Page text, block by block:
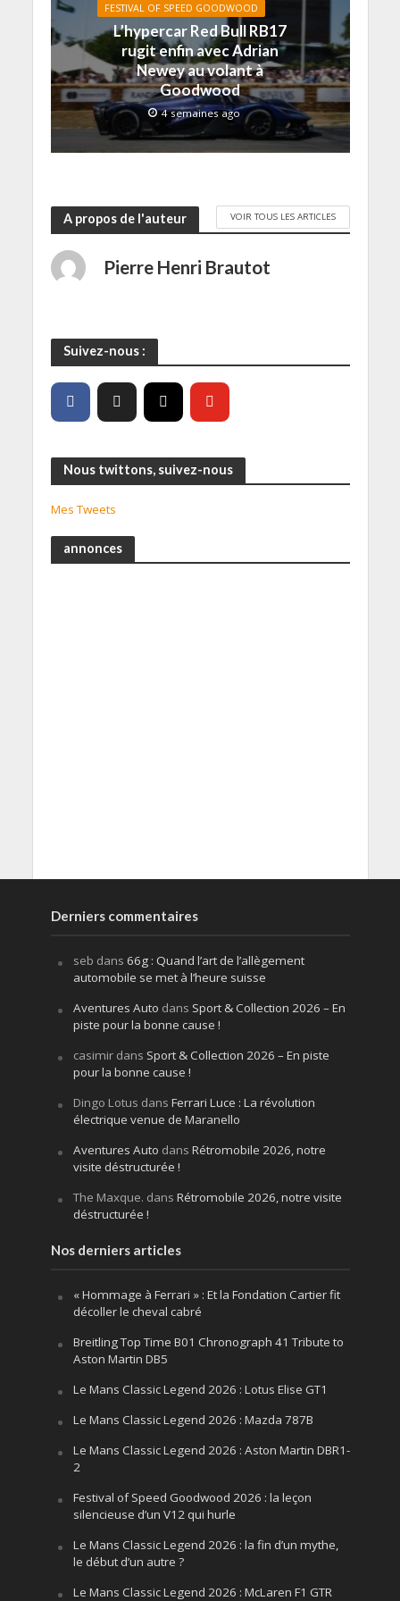
l
e
e
n
t
r
e
)
) e
)
FESTIVAL OF SPEED GOODWOOD
L’hypercar Red Bull RB17
rugit enfin avec Adrian
Newey au volant à
Goodwood
4 semaines ago
A propos de l'auteur VOIR TOUS LES ARTICLES
Pierre Henri Brautot
Suivez-nous :
Nous twittons, suivez-nous
Mes Tweets
annonces
Derniers commentaires
seb dans 66g : Quand l’art de l’allègement
automobile se met à l’heure suisse
Aventures Auto dans Sport & Collection 2026 – En
piste pour la bonne cause !
casimirdans Sport & Collection 2026 – En piste
pour la bonne cause !
Dingo Lotus dans Ferrari Luce : La révolution
électrique venue de Maranello
Aventures Auto dans Rétromobile 2026, notre
visite déstructurée !
The Maxque. dans Rétromobile 2026, notre visite
déstructurée !
Nos derniers articles
« Hommage à Ferrari » : Et la Fondation Cartier fit
décoller le cheval cabré
Breitling Top Time B01 Chronograph 41 Tribute to
Aston Martin DB5
Le Mans Classic Legend 2026 : Lotus Elise GT1
Le Mans Classic Legend 2026 : Mazda 787B
Le Mans Classic Legend 2026 : Aston Martin DBR1-
2
Festival of Speed Goodwood 2026 : la leçon
silencieuse d’un V12 qui hurle
Le Mans Classic Legend 2026 : la fin d’un mythe,
le début d’un autre ?
Le Mans Classic Legend 2026 : McLaren F1 GTR